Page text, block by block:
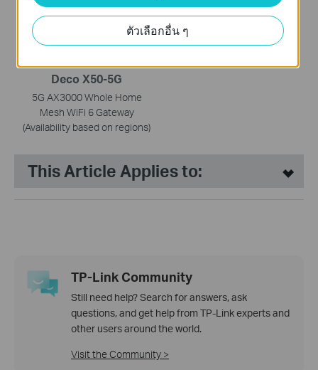
Deco X50-5G
5G AX3000 Whole Home
Mesh WiFi 6 Gateway
(Availability based on regions)
This Article Applies to:
TP-Link Community
Still need help? Search for answers, ask
questions, and get help from TP-Link experts and
other users around the world.
Visit the Community >
ตัวเลือกอื่น ๆ